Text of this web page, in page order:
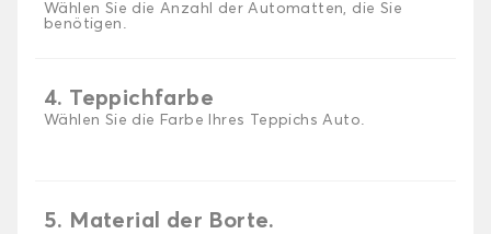
Wählen Sie die Anzahl der Automatten, die Sie
benötigen.
4. Teppichfarbe
Wählen Sie die Farbe Ihres Teppichs Auto.
5. Material der Borte.